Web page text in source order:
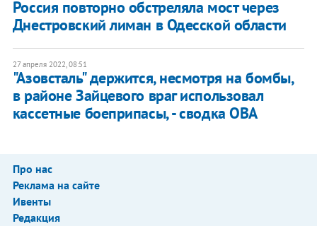
Россия повторно обстреляла мост через
Днестровский лиман в Одесской области
27 апреля 2022, 08:51
"Азовсталь" держится, несмотря на бомбы,
в районе Зайцевого враг использовал
кассетные боеприпасы, - сводка ОВА
Про нас
Реклама на сайте
Ивенты
Редакция